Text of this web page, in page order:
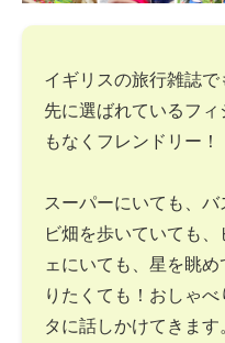
イギリスの旅行雑誌
先に選ばれているフ
もなくフレンドリー！
スーパーにいても、
ビ畑を歩いていても
ェにいても、星を眺
りたくても！おしゃ
タに話しかけてきます